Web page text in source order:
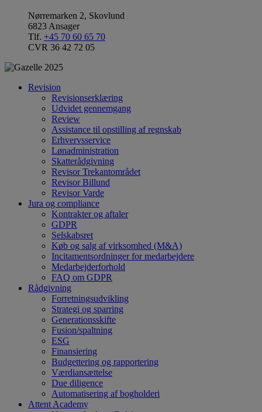
Nørremarken 2, Skovlund
6823 Ansager
Tlf. +45 70 60 65 70
CVR 36 42 72 05
Revision
Revisionserklæring
Udvidet gennemgang
Review
Assistance til opstilling af regnskab
Erhvervsservice
Lønadministration
Skatterådgivning
Revisor Trekantområdet
Revisor Billund
Revisor Varde
Jura og compliance
Kontrakter og aftaler
GDPR
Selskabsret
Køb og salg af virksomhed (M&A)
Incitamentsordninger for medarbejdere
Medarbejderforhold
FAQ om GDPR
Rådgivning
Forretningsudvikling
Strategi og sparring
Generationsskifte
Fusion/spaltning
ESG
Finansiering
Budgettering og rapportering
Værdiansættelse
Due diligence
Automatisering af bogholderi
Attent Academy